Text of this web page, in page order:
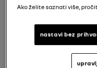
Pomoć pri
Pomoći
Ako želite saznati više,
nastavi bez